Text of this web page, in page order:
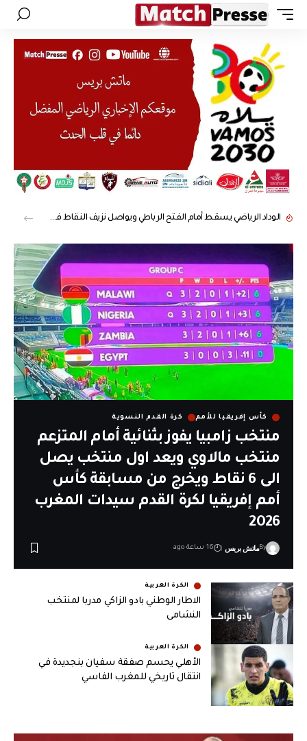
الوداد الرياضي يسقط أمام الفتح الرباطي ويواصل نزيف النقاط في الدوري المغربي الإحترافي الأول لكرة القدم
كأس إفريقيا للأمم كرة القدم النسوية
منتخب زامبيا يفوز بثنائية أمام المتزعم
منتخب مالاوي ويعد اول منتخب يصل
الى 6 نقاط ويخرج من مسابقة كأس
أمم إفريقيا لكرة القدم سيدات المغرب
2026
Byماتش بريس 16 ساعة ago
الكرة العربية
الاطار الوطني بادو الزاكي مدربا لمنتخب
النشامى
الكرة العربية
الأهلي يحسم صفقة سفيان بنجديدة في
انتقال تاريخي للمغرب الفاسي